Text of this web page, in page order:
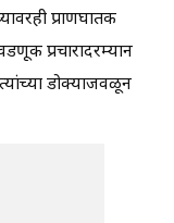
प्राणघातक
प्रचारादरम्यान
त्यांच्या डोक्याजवळून